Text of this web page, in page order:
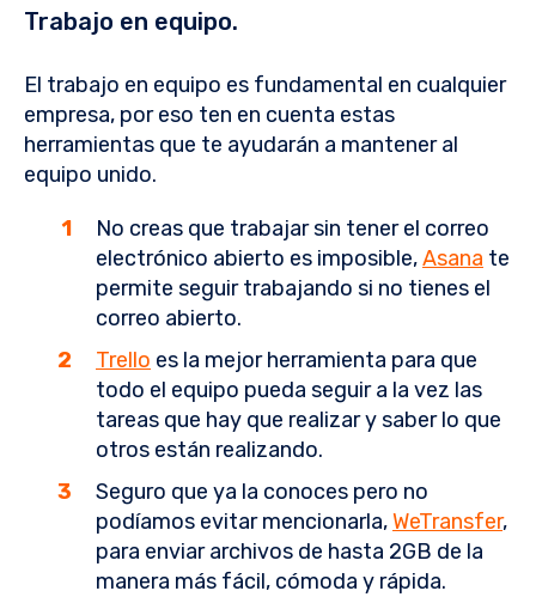
Trabajo en equipo.
El trabajo en equipo es fundamental en cualquier
empresa, por eso ten en cuenta estas
herramientas que te ayudarán a mantener al
equipo unido.
No creas que trabajar sin tener el correo
electrónico abierto es imposible,Asana te
permite seguir trabajando si no tienes el
correo abierto.
Trello es la mejor herramienta para que
todo el equipo pueda seguir a la vez las
tareas que hay que realizar y saber lo que
otros están realizando.
Seguro que ya la conoces pero no
podíamos evitar mencionarla,WeTransfer,
para enviar archivos de hasta 2GB de la
manera más fácil, cómoda y rápida.